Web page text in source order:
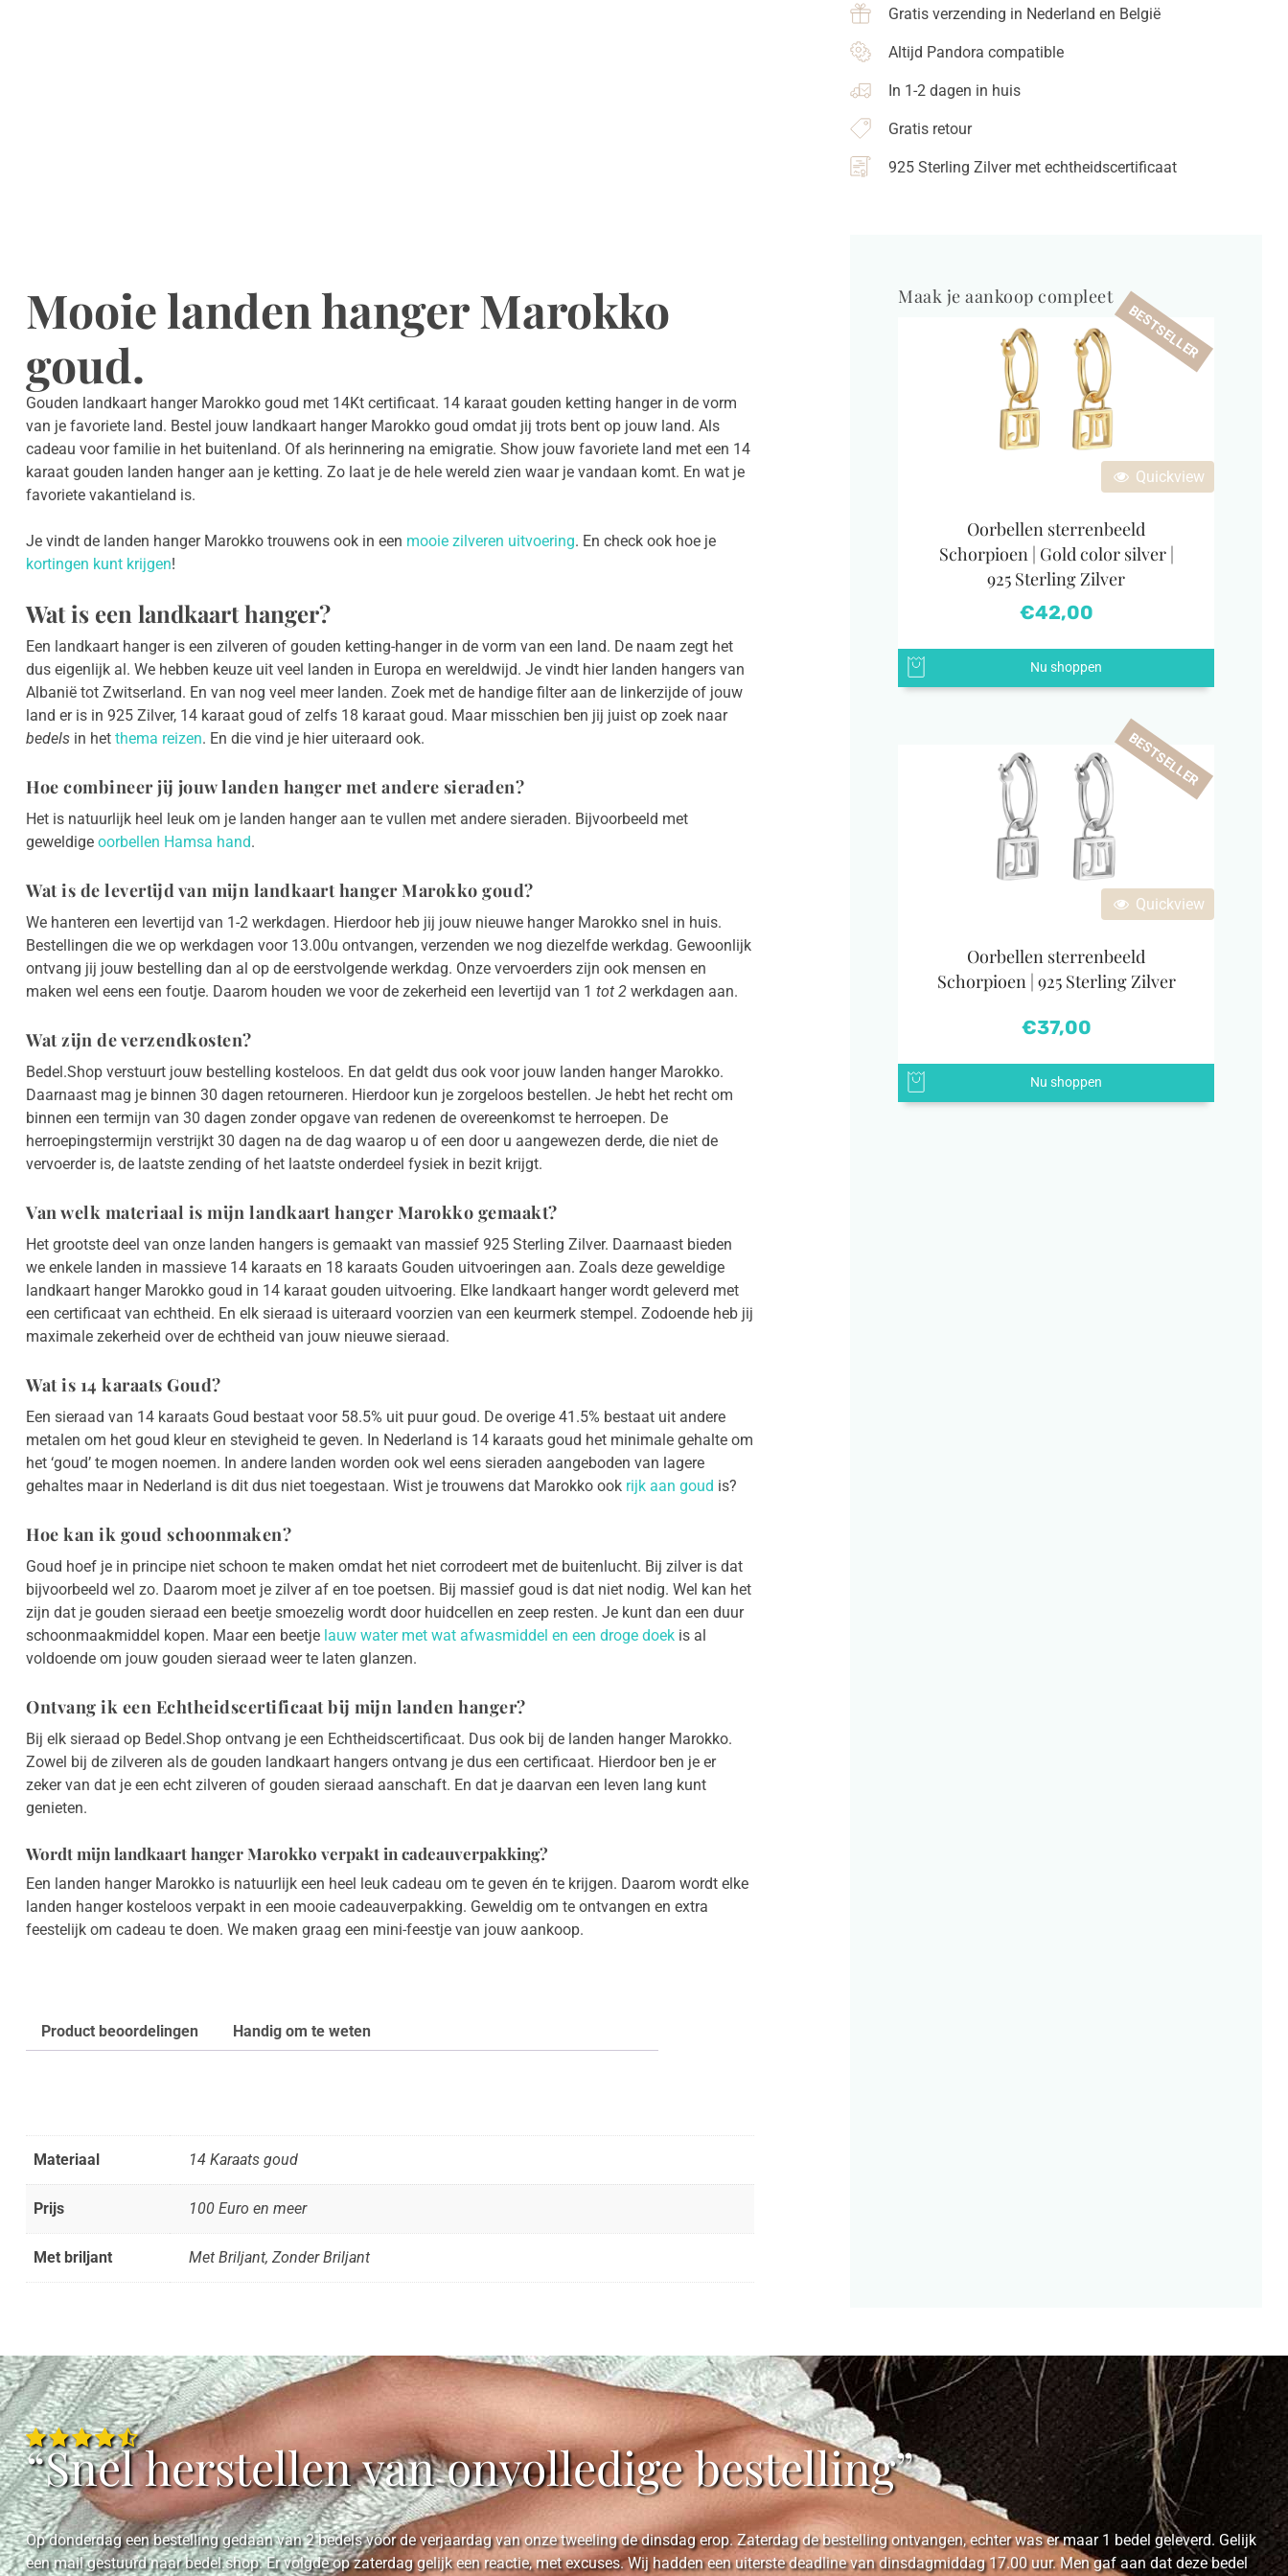
Gratis verzending in Nederland en België
Altijd Pandora compatible
In 1-2 dagen in huis
Gratis retour
925 Sterling Zilver met echtheidscertificaat
Mooie landen hanger Marokko
goud.
Gouden landkaart hanger Marokko goud met 14Kt certificaat. 14 karaat gouden ketting hanger in de vorm
van je favoriete land. Bestel jouw landkaart hanger Marokko goud omdat jij trots bent op jouw land. Als
cadeau voor familie in het buitenland. Of als herinnering na emigratie. Show jouw favoriete land met een 14
karaat gouden landen hanger aan je ketting. Zo laat je de hele wereld zien waar je vandaan komt. En wat je
favoriete vakantieland is.
Je vindt de landen hanger Marokko trouwens ook in een mooie zilveren uitvoering. En check ook hoe je
kortingen kunt krijgen!
Wat is een landkaart hanger?
Een landkaart hanger is een zilveren of gouden ketting-hanger in de vorm van een land. De naam zegt het
dus eigenlijk al. We hebben keuze uit veel landen in Europa en wereldwijd. Je vindt hier landen hangers van
Albanië tot Zwitserland. En van nog veel meer landen. Zoek met de handige filter aan de linkerzijde of jouw
land er is in 925 Zilver, 14 karaat goud of zelfs 18 karaat goud. Maar misschien ben jij juist op zoek naar
bedels in het thema reizen. En die vind je hier uiteraard ook.
Hoe combineer jij jouw landen hanger met andere sieraden?
Het is natuurlijk heel leuk om je landen hanger aan te vullen met andere sieraden. Bijvoorbeeld met
geweldige oorbellen Hamsa hand.
Wat is de levertijd van mijn landkaart hanger Marokko goud?
We hanteren een levertijd van 1-2 werkdagen. Hierdoor heb jij jouw nieuwe hanger Marokko snel in huis.
Bestellingen die we op werkdagen voor 13.00u ontvangen, verzenden we nog diezelfde werkdag. Gewoonlijk
ontvang jij jouw bestelling dan al op de eerstvolgende werkdag. Onze vervoerders zijn ook mensen en
maken wel eens een foutje. Daarom houden we voor de zekerheid een levertijd van 1 tot 2 werkdagen aan.
Wat zijn de verzendkosten?
Bedel.Shop verstuurt jouw bestelling kosteloos. En dat geldt dus ook voor jouw landen hanger Marokko.
Daarnaast mag je binnen 30 dagen retourneren. Hierdoor kun je zorgeloos bestellen. Je hebt het recht om
binnen een termijn van 30 dagen zonder opgave van redenen de overeenkomst te herroepen. De
herroepingstermijn verstrijkt 30 dagen na de dag waarop u of een door u aangewezen derde, die niet de
vervoerder is, de laatste zending of het laatste onderdeel fysiek in bezit krijgt.
Van welk materiaal is mijn landkaart hanger Marokko gemaakt?
Het grootste deel van onze landen hangers is gemaakt van massief 925 Sterling Zilver. Daarnaast bieden
we enkele landen in massieve 14 karaats en 18 karaats Gouden uitvoeringen aan. Zoals deze geweldige
landkaart hanger Marokko goud in 14 karaat gouden uitvoering. Elke landkaart hanger wordt geleverd met
een certificaat van echtheid. En elk sieraad is uiteraard voorzien van een keurmerk stempel. Zodoende heb jij
maximale zekerheid over de echtheid van jouw nieuwe sieraad.
Wat is 14 karaats Goud?
Een sieraad van 14 karaats Goud bestaat voor 58.5% uit puur goud. De overige 41.5% bestaat uit andere
metalen om het goud kleur en stevigheid te geven. In Nederland is 14 karaats goud het minimale gehalte om
het ‘goud’ te mogen noemen. In andere landen worden ook wel eens sieraden aangeboden van lagere
gehaltes maar in Nederland is dit dus niet toegestaan. Wist je trouwens dat Marokko ook rijk aan goud is?
Hoe kan ik goud schoonmaken?
Goud hoef je in principe niet schoon te maken omdat het niet corrodeert met de buitenlucht. Bij zilver is dat
bijvoorbeeld wel zo. Daarom moet je zilver af en toe poetsen. Bij massief goud is dat niet nodig. Wel kan het
zijn dat je gouden sieraad een beetje smoezelig wordt door huidcellen en zeep resten. Je kunt dan een duur
schoonmaakmiddel kopen. Maar een beetje lauw water met wat afwasmiddel en een droge doek is al
voldoende om jouw gouden sieraad weer te laten glanzen.
Ontvang ik een Echtheidscertificaat bij mijn landen hanger?
Bij elk sieraad op Bedel.Shop ontvang je een Echtheidscertificaat. Dus ook bij de landen hanger Marokko.
Zowel bij de zilveren als de gouden landkaart hangers ontvang je dus een certificaat. Hierdoor ben je er
zeker van dat je een echt zilveren of gouden sieraad aanschaft. En dat je daarvan een leven lang kunt
genieten.
Wordt mijn landkaart hanger Marokko verpakt in cadeauverpakking?
Een landen hanger Marokko is natuurlijk een heel leuk cadeau om te geven én te krijgen. Daarom wordt elke
landen hanger kosteloos verpakt in een mooie cadeauverpakking. Geweldig om te ontvangen en extra
feestelijk om cadeau te doen. We maken graag een mini-feestje van jouw aankoop.
Product beoordelingen Handig om te weten
Materiaal 14 Karaats goud
Prijs 100 Euro en meer
Met briljant Met Briljant, Zonder Briljant
Maak je aankoop compleet
Quickview
BESTSELLER
Oorbellen sterrenbeeld
Schorpioen | Gold color silver |
925 Sterling Zilver
€42,00
Nu shoppen
Quickview
BESTSELLER
Oorbellen sterrenbeeld
Schorpioen | 925 Sterling Zilver
€37,00
Nu shoppen
“Snel herstellen van onvolledige bestelling”
Op donderdag een bestelling gedaan van 2 bedels voor de verjaardag van onze tweeling de dinsdag erop. Zaterdag de bestelling ontvangen, echter was er maar 1 bedel geleverd. Gelijk
een mail gestuurd naar bedel.shop. Er volgde op zaterdag gelijk een reactie, met excuses. Wij hadden een uiterste deadline van dinsdagmiddag 17.00 uur. Men gaf aan dat deze bedel